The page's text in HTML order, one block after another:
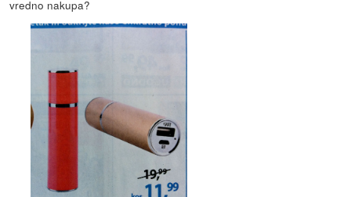
vredno nakupa?